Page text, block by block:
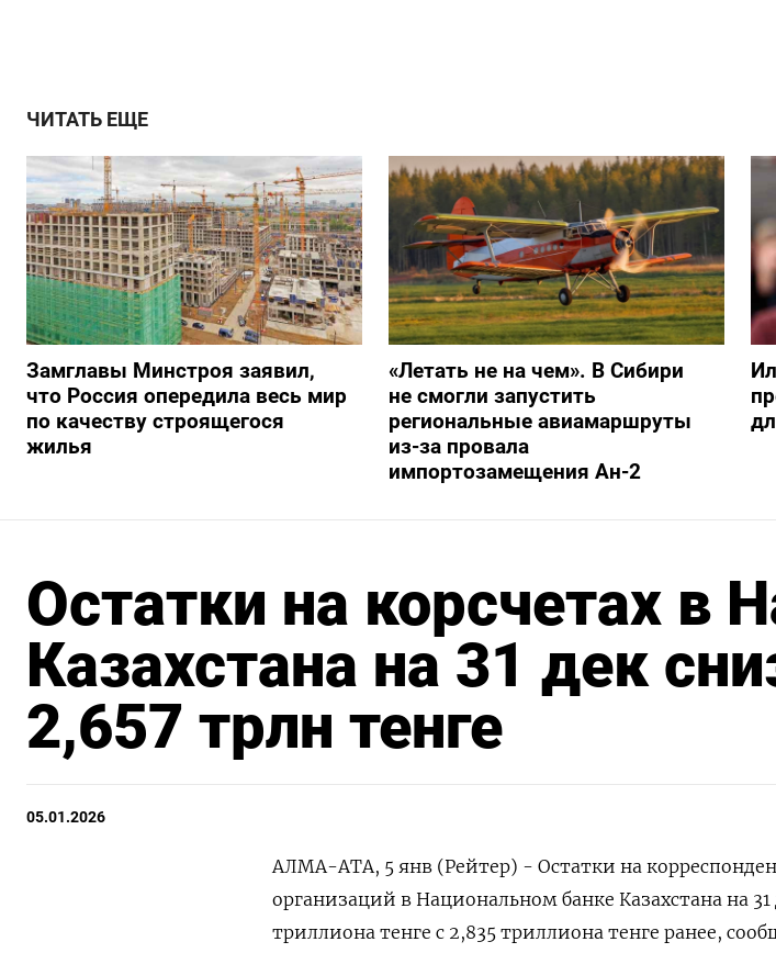
ЧИТАТЬ ЕЩЕ
Замглавы Минстроя заявил,
что Россия опередила весь мир
по качеству строящегося
жилья
«Летать не на чем». В Сибири
не смогли запустить
региональные авиамаршруты
из-за провала
импортозамещения Ан-2
Остатки на корсчетах в
Казахстана на 31 дек
2,657 трлн тенге
05.01.2026
АЛМА-АТА, 5 янв (Рейтер) - ⁠Остатки на
⁠организаций ​в ⁠Национальном ⁠банке Казахстана ‌на
триллиона тенге ⁠с ‍2,835 триллиона тенге ‌ранее,